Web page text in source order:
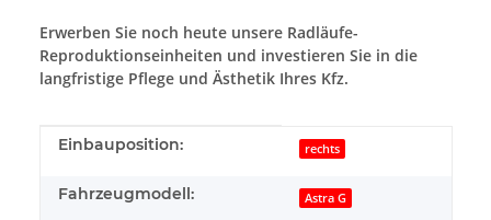
Erwerben Sie noch heute unsere Radläufe-
Reproduktionseinheiten und investieren Sie in die
langfristige Pflege und Ästhetik Ihres Kfz.
Produkteigenschaft
Wert
Einbauposition: rechts
Fahrzeugmodell: Astra G